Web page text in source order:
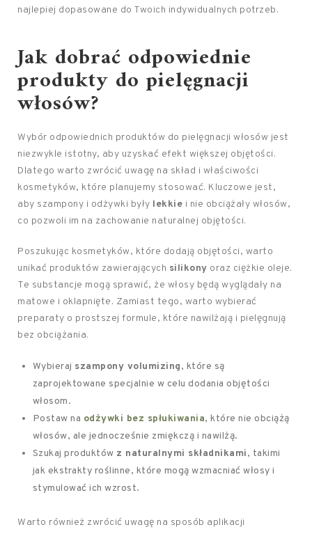
najlepiej dopasowane do Twoich indywidualnych potrzeb.
Jak dobrać odpowiednie
produkty dopielęgnacji
włosów?
Wybór odpowiednich produktów do pielęgnacji włosów jest
niezwykle istotny, aby uzyskać efekt większej objętości.
Dlatego warto zwrócić uwagę na skład i właściwości
kosmetyków, które planujemy stosować. Kluczowe jest,
aby szampony i odżywki były lekkie i nie obciążały włosów,
co pozwoli im na zachowanie naturalnej objętości.
Poszukując kosmetyków, które dodają objętości, warto
unikać produktów zawierających silikony oraz ciężkie oleje.
Te substancje mogą sprawić, że włosy będą wyglądały na
matowe i oklapnięte. Zamiast tego, warto wybierać
preparaty o prostszej formule, które nawilżają i pielęgnują
bez obciążania.
Wybieraj szampony volumizing, które są
zaprojektowane specjalnie w celu dodania objętości
włosom.
Postaw na odżywki bez spłukiwania, które nie obciążą
włosów, ale jednocześnie zmiękczą i nawilżą.
Szukaj produktów z naturalnymi składnikami, takimi
jak ekstrakty roślinne, które mogą wzmacniać włosy i
stymulować ich wzrost.
Warto również zwrócić uwagę na sposób aplikacji